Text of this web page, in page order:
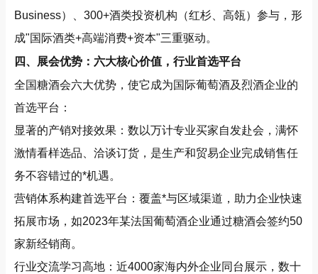
Business）、300+酒类投资机构（红杉、高瓴）参与，形
成"国际酒类+高端消费+资本"三重驱动。
四、展会优势：六大核心价值，行业首选平台
全国糖酒会六大优势，使它成为国际葡萄酒及烈酒企业的
首选平台：
显著的产销对接效果：数以万计专业买家自发赴会，满怀
激情看样选品、洽谈订货，是生产和贸易企业完成销售任
务不容错过的*机遇。
营销体系构建首选平台：覆盖*与区域渠道，助力企业快速
拓展市场，如2023年某法国葡萄酒企业通过糖酒会签约50
家新经销商。
行业交流学习高地：近4000家海内外企业同台展示，数十